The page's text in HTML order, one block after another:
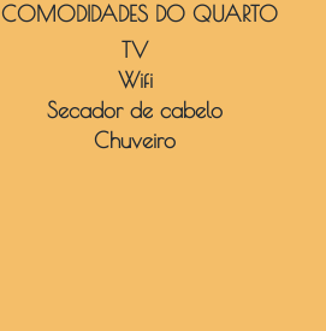
COMODIDADES DO QUARTO
TV
Wifi
Secador de cabelo
Chuveiro